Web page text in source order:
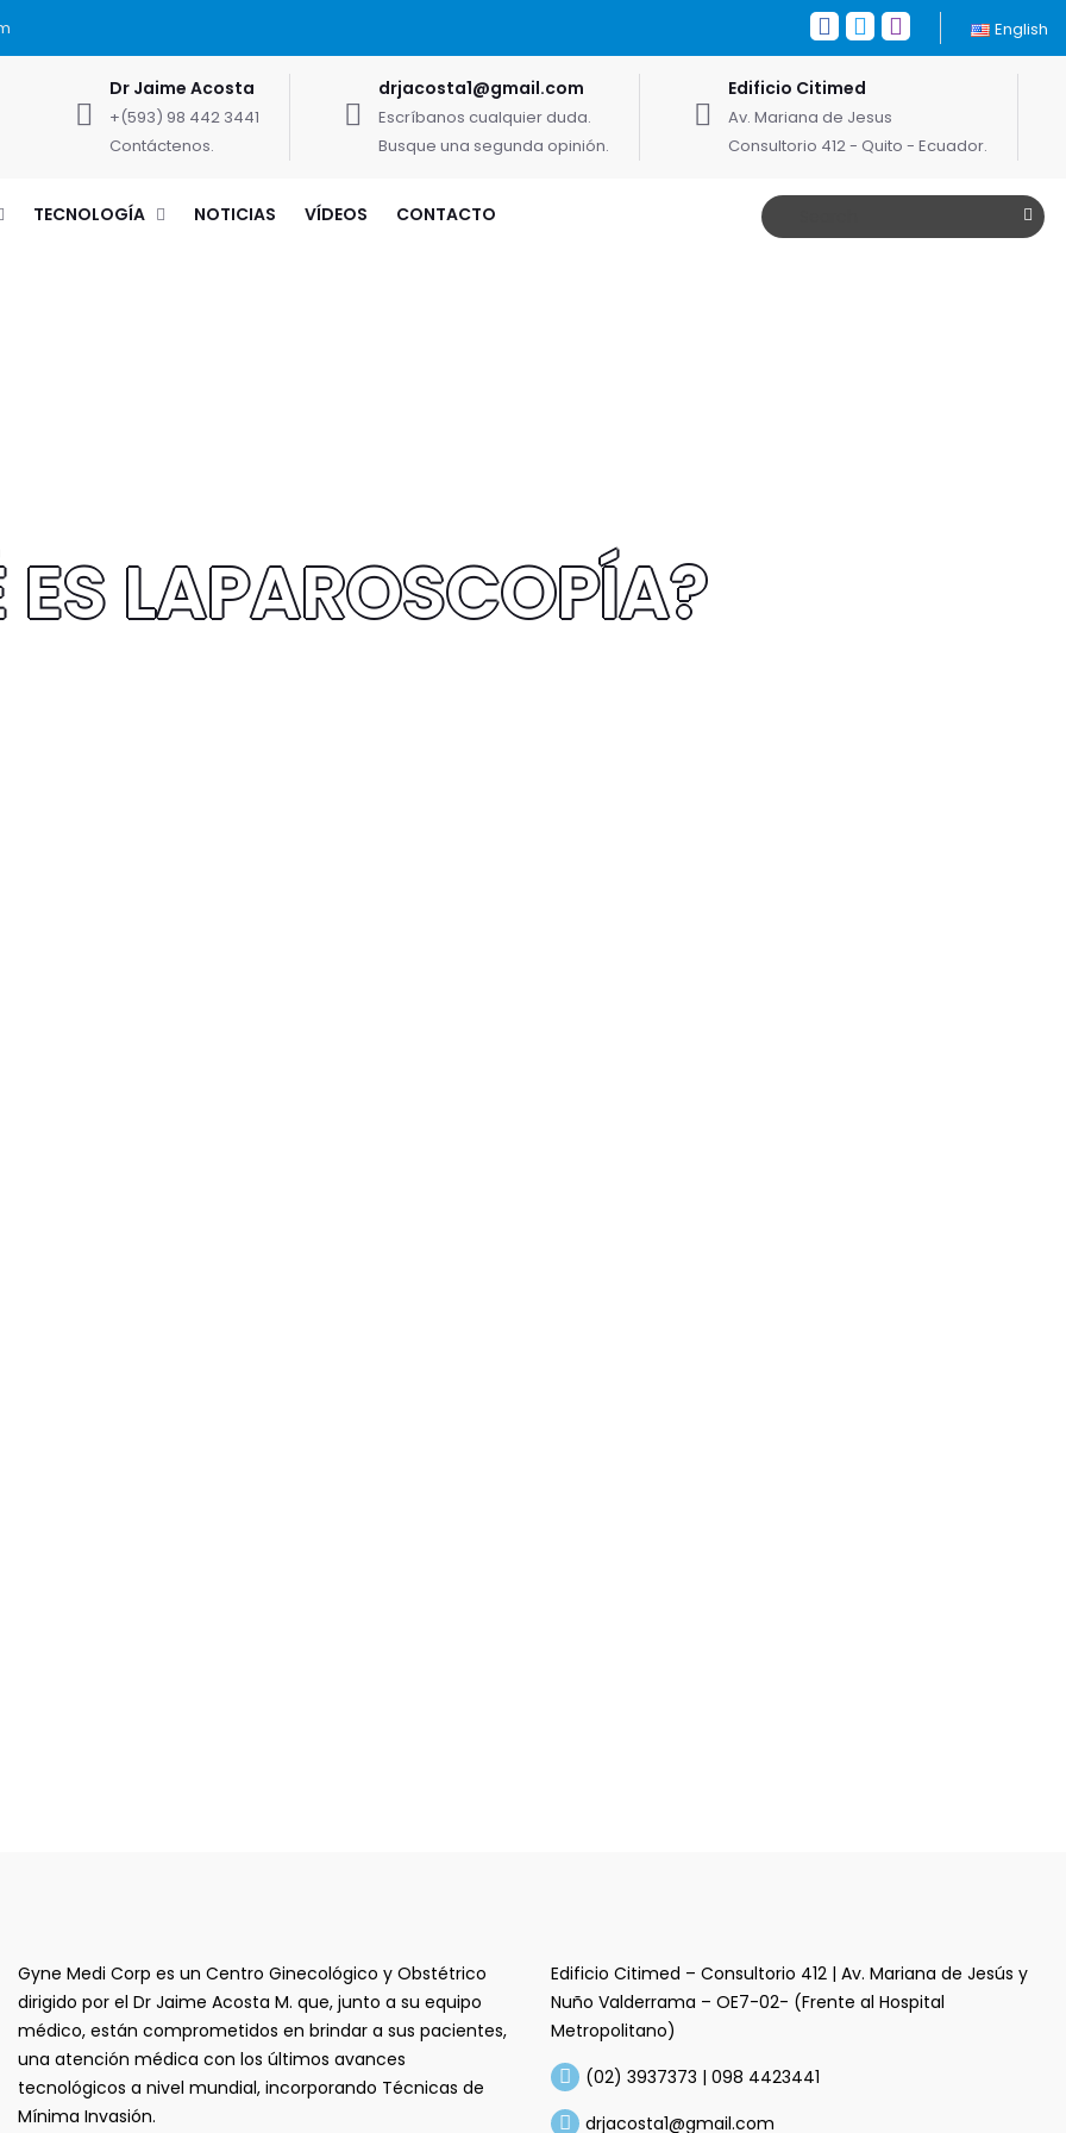
English
Dr Jaime Acosta
+(593) 98 442 3441
Contáctenos.
drjacosta1@gmail.com
Escríbanos cualquier duda.
Busque una segunda opinión.
Edificio Citimed
Av. Mariana de Jesus
Consultorio 412 - Quito - Ecuador.
TECNOLOGÍA NOTICIAS VÍDEOS CONTACTO
ES LAPAROSCOPÍA?
Gyne Medi Corp es un Centro Ginecológico y Obstétrico
dirigido por el Dr Jaime Acosta M. que, junto a su equipo
médico, están comprometidos en brindar a sus pacientes,
una atención médica con los últimos avances
tecnológicos a nivel mundial, incorporando Técnicas de
Mínima Invasión.
Edificio Citimed – Consultorio 412 | Av. Mariana de Jesús y
Nuño Valderrama – OE7-02- (Frente al Hospital
Metropolitano)
(02) 3937373 | 098 4423441
drjacosta1@gmail.com